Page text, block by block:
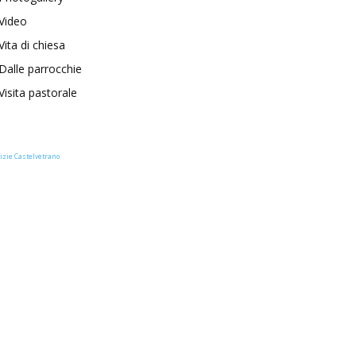
di chiesa
parrocchie
pastorale
Castelvetrano